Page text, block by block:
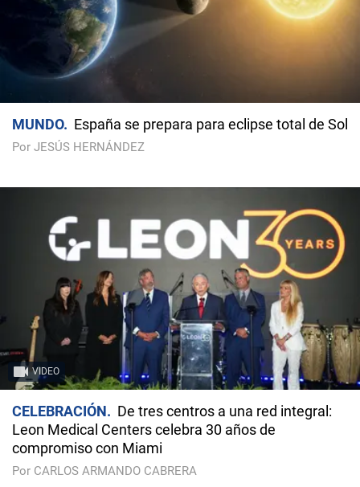
MUNDO España se prepara para eclipse total de Sol
Por JESÚS HERNÁNDEZ
VIDEO
CELEBRACIÓN
De tres centros a una red integral:
Leon Medical Centers celebra 30 años de
compromiso con Miami
Por CARLOS ARMANDO CABRERA